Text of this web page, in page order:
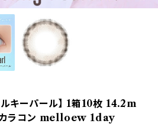
キーパール】 1箱10枚 14.2m
カラコン melloew 1day